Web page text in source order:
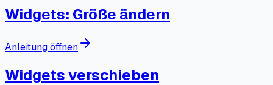
Widgets: Größe ändern
Anleitung öffnen
Widgets verschieben